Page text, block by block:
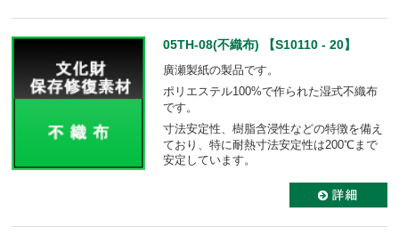
05TH-08(不織布) 【S10110 - 20】
廣瀬製紙の製品です。
ポリエステル100%で作られた湿式不織布
です。
寸法安定性、樹脂含浸性などの特徴を備え
ており、 特に耐熱寸法安定性は200℃まで
安定しています。